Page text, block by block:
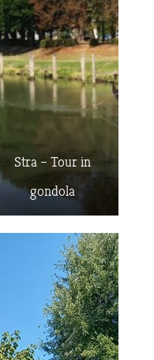
Stra – Tour in
gondola